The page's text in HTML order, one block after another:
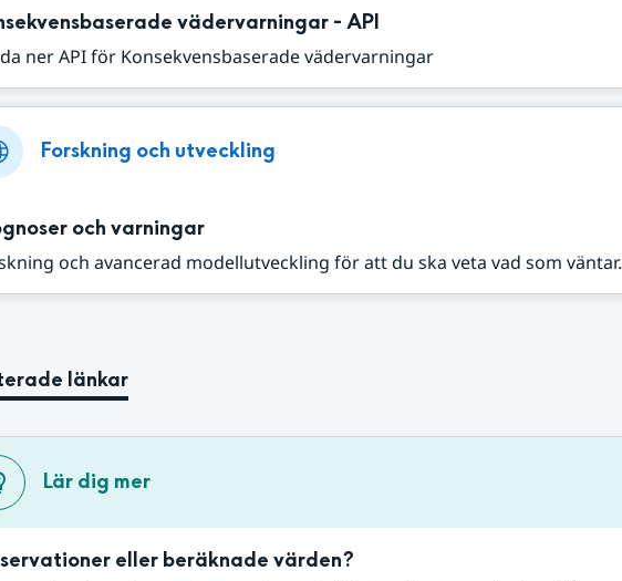
vädervarningar - API
ner API för Konsekvensbaserade vädervarningar
Forskning och utveckling
och varningar
och avancerad modellutveckling för att du ska veta vad som väntar.
länkar
Lär dig mer
eller beräknade värden?